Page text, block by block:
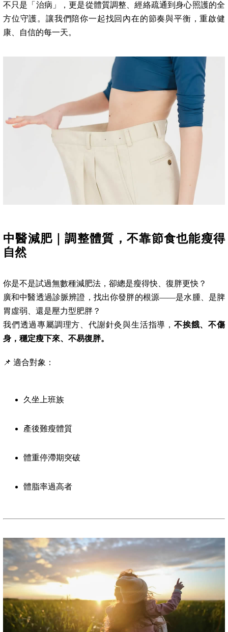
不只是「治病」，更是從體質調整、經絡疏通到身心照護的全
方位守護。讓我們陪你一起找回內在的節奏與平衡，重啟健
康、自信的每一天。
中醫減肥｜調整體質，不靠節食也能瘦得
自然
你是不是試過無數種減肥法，卻總是瘦得快、復胖更快？
廣和中醫透過診脈辨證，找出你發胖的根源——是水腫、是脾
胃虛弱、還是壓力型肥胖？
我們透過專屬調理方、代謝針灸與生活指導， 不挨餓、不傷
身，穩定瘦下來、不易復胖。
📌 適合對象：
久坐上班族
產後難瘦體質
體重停滯期突破
體脂率過高者